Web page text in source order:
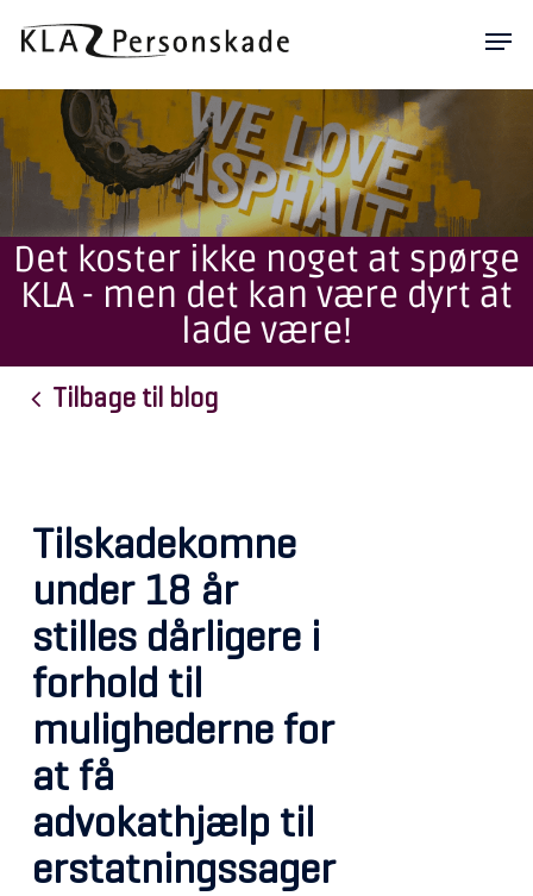
Det koster ikke noget at spørge
KLA - men det kan være dyrt at
lade være!
Tilbage til blog
Tilskadekomne
under 18 år
stilles dårligere i
forhold til
mulighederne for
at få
advokathjælp til
erstatningssager